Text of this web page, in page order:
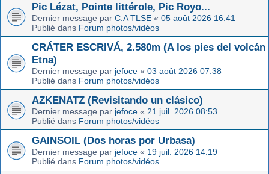
Pic Lézat, Pointe littérole, Pic Royo...
Dernier message par C.A TLSE « 05 août 2026 16:41
Publié dans Forum photos/vidéos
CRÁTER ESCRIVÁ, 2.580m (A los pies del volcán
Etna)
Dernier message par jefoce « 03 août 2026 07:38
Publié dans Forum photos/vidéos
AZKENATZ (Revisitando un clásico)
Dernier message par jefoce « 21 juil. 2026 08:53
Publié dans Forum photos/vidéos
GAINSOIL (Dos horas por Urbasa)
Dernier message par jefoce « 19 juil. 2026 14:19
Publié dans Forum photos/vidéos